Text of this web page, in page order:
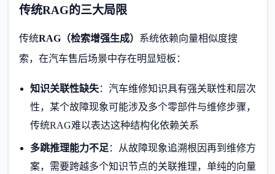
传统RAG的三大局限
传统RAG（检索增强生成） 系统依赖向量相似度搜
索，在汽车售后场景中存在明显短板：
知识关联性缺失：汽车维修知识具有强关联性和层次
性，某个故障现象可能涉及多个零部件与维修步骤，
传统RAG难以表达这种结构化依赖关系
多跳推理能力不足 ：从故障现象追溯根因再到维修方
案，需要跨越多个知识节点的关联推理，单纯的向量